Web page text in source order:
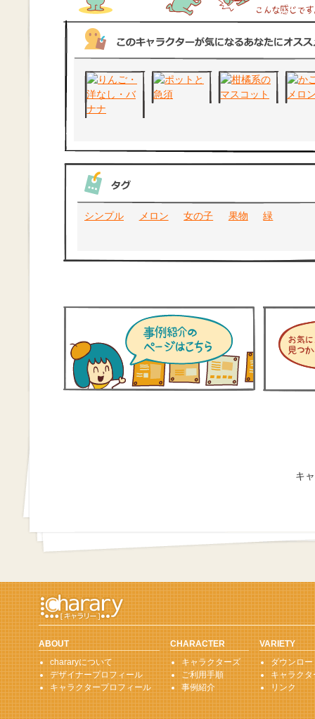
シンプル メロン 女の子 果物 緑
キ
ABOUT
chararyについて
デザイナープロフィール
キャラクタープロフィール
CHARACTER
キャラクターズ
ご利用手順
事例紹介
VARIETY
ダウンロ
キャラク
リンク